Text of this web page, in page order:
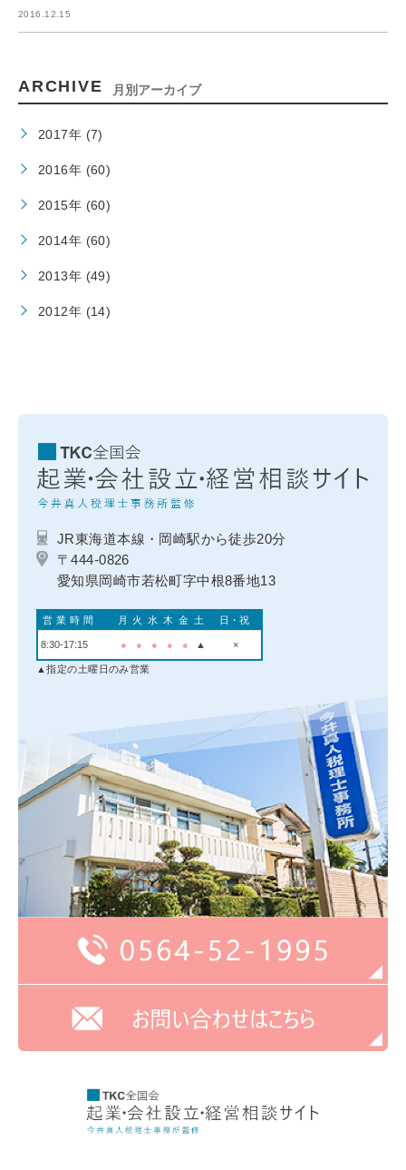
2016.12.15
ARCHIVE 月別アーカイブ
2017年 (7)
2016年 (60)
2015年 (60)
2014年 (60)
2013年 (49)
2012年 (14)
JR東海道本線・岡崎駅から徒歩20分
〒444-0826
愛知県岡崎市若松町字中根8番地13
営業時間 月 火 水 木 金 土 日・祝
8:30-17:15 ● ● ● ● ● ▲ ×
▲指定の土曜日のみ営業